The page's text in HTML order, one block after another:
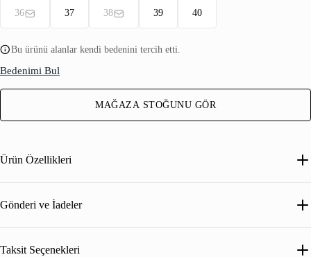
36 37 38 39 40
Bu ürünü alanlar kendi bedenini tercih etti.
Bedenimi Bul
MAĞAZA STOĞUNU GÖR
Ürün Özellikleri
Gönderi ve İadeler
Taksit Seçenekleri